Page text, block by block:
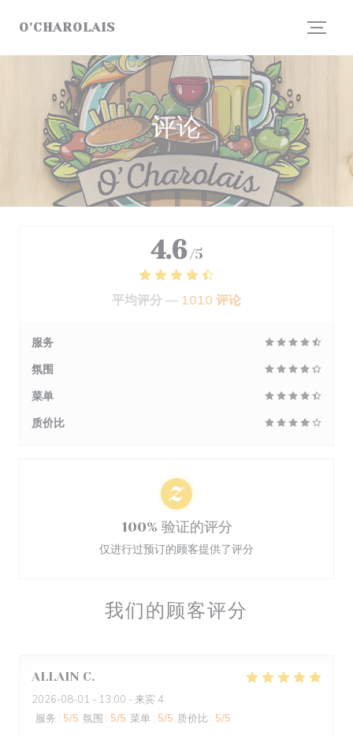
O'CHAROLAIS
评论
我们的顾客评分
ALLAIN C
2026-08-01 - 13:00 - 来宾 4
服务 : 5/5 氛围 : 5/5 菜单 : 5/5 质价比 : 5/5
4.6 /5
平均评分 — 1010 评论
服务
氛围
菜单
质价比
100% 验证的评分
仅进行过预订的顾客提供了评分